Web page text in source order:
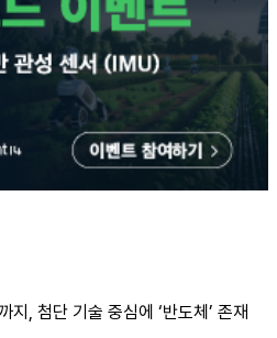
, 첨단 기술 중심에 ‘반도체’ 존재